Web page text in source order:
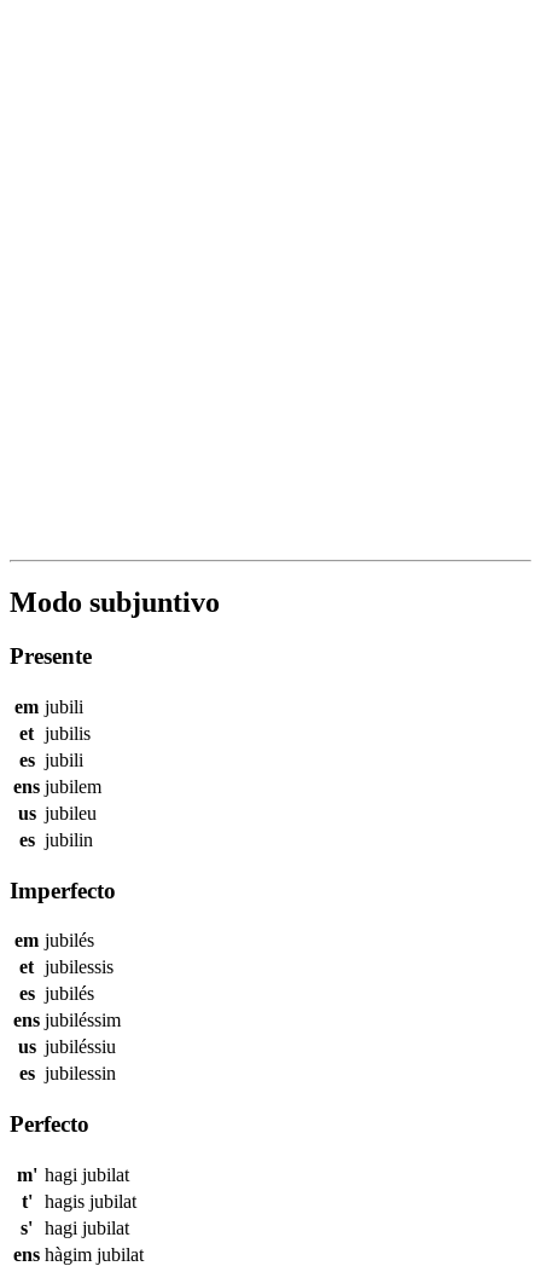
Modo subjuntivo
Presente
em jubili
et jubilis
es jubili
ens jubilem
us jubileu
es jubilin
Imperfecto
em jubilés
et jubilessis
es jubilés
ens jubiléssim
us jubiléssiu
es jubilessin
Perfecto
m' hagi jubilat
t'
hagis jubilat
s' hagi jubilat
ens hàgim jubilat